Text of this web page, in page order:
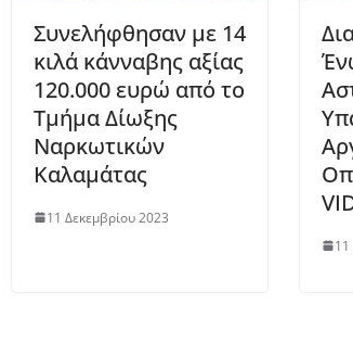
Συνελήφθησαν με 14
κιλά κάνναβης αξίας
120.000 ευρώ από το
Τμήμα Δίωξης
Ναρκωτικών
Καλαμάτας
11 Δεκεμβρίου 2023
11